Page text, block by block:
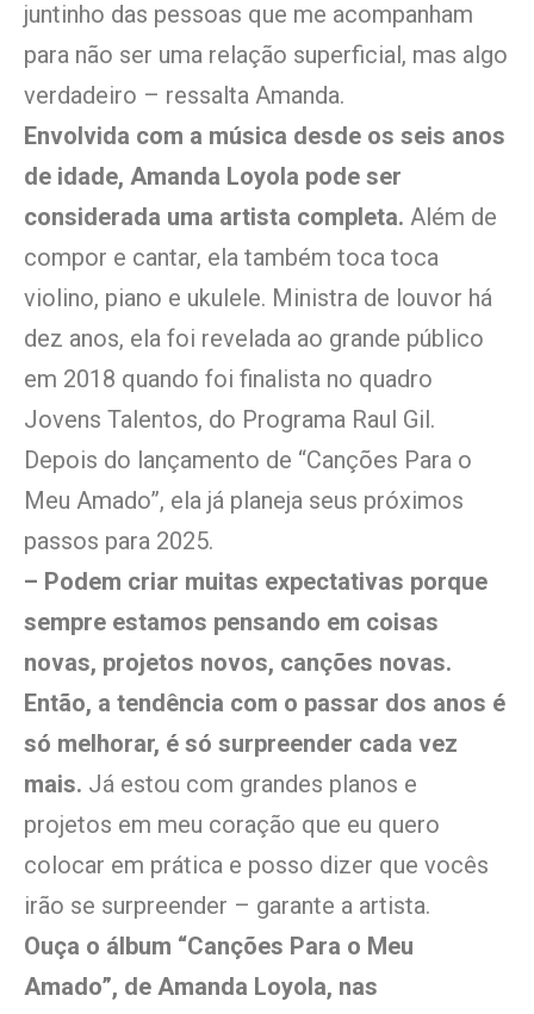
juntinho das pessoas que me acompanham
para não ser uma relação superficial, mas algo
verdadeiro – ressalta Amanda.
Envolvida com a música desde os seis anos
de idade, Amanda Loyola pode ser
considerada uma artista completa. Além de
compor e cantar, ela também toca toca
violino, piano e ukulele. Ministra de louvor há
dez anos, ela foi revelada ao grande público
em 2018 quando foi finalista no quadro
Jovens Talentos, do Programa Raul Gil.
Depois do lançamento de “Canções Para o
Meu Amado”, ela já planeja seus próximos
passos para 2025.
– Podem criar muitas expectativas porque
sempre estamos pensando em coisas
novas, projetos novos, canções novas.
Então, a tendência com o passar dos anos é
só melhorar, é só surpreender cada vez
mais. Já estou com grandes planos e
projetos em meu coração que eu quero
colocar em prática e posso dizer que vocês
irão se surpreender – garante a artista.
Ouça o álbum “Canções Para o Meu
Amado”, de Amanda Loyola, nas